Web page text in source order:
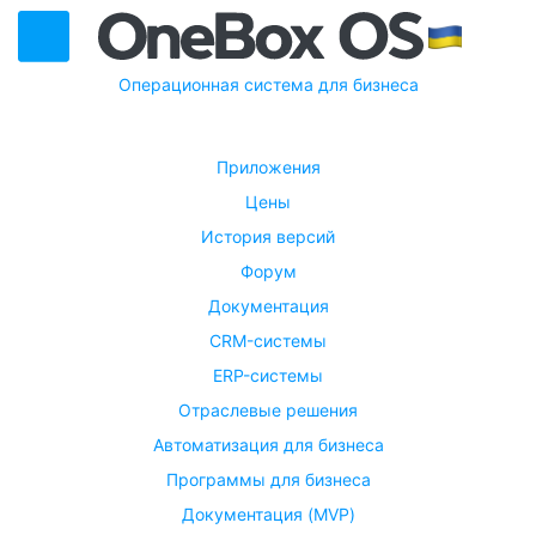
Операционная система для бизнеса
Приложения
Цены
История версий
Форум
Документация
CRM-системы
ERP-системы
Отраслевые решения
Автоматизация для бизнеса
Программы для бизнеса
Документация (MVP)